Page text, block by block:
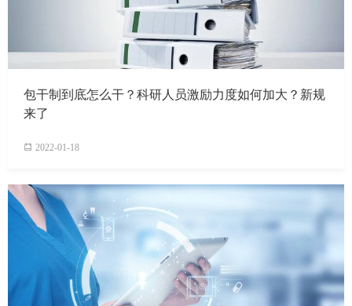
包干制到底怎么干？科研人员激励力度如何加大？新规
来了
2022-01-18